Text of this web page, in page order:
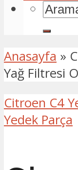
Anasayfa »
Yağ Filtresi
Citroen C4
Yedek Parça